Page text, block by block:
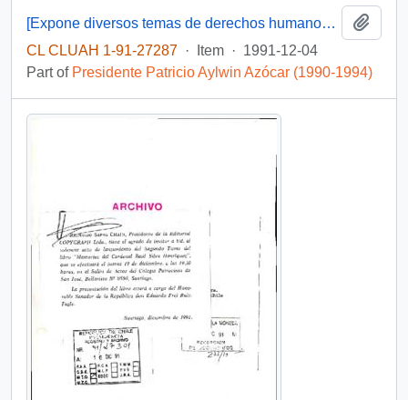
[Expone diversos temas de derechos humanos que deben ser tratados por América Latina]
CL CLUAH 1-91-27287 · Item · 1991-12-04
Part of Presidente Patricio Aylwin Azócar (1990-1994)